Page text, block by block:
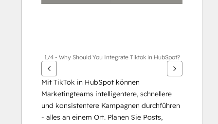
1/4 - Why Should You Integrate Tiktok in HubSpot?
Mit TikTok in HubSpot können
Marketingteams intelligentere, schnellere
und konsistentere Kampagnen durchführen
- alles an einem Ort. Planen Sie Posts,